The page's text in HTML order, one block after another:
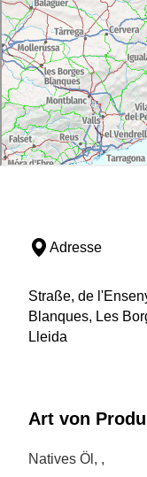
Adresse
Straße, de
Blanques, Les
Lleida
Art von
Natives Öl, ,